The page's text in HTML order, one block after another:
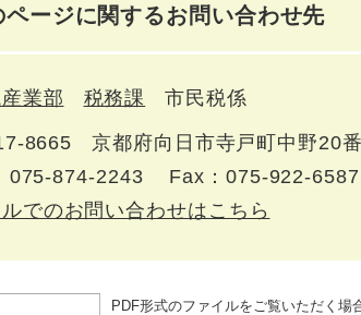
ページに関するお問い合わせ先
業部 税務課 市民税係
京都府向日市寺戸町中野20
075-874-2243
Fax：075-922-6587
でのお問い合わせはこちら
PDF形式のファイルをご覧いただく場